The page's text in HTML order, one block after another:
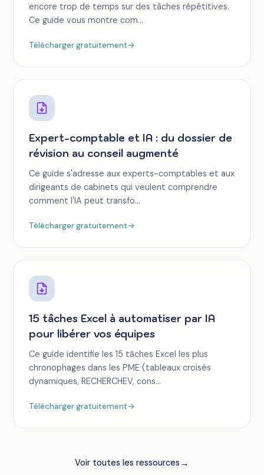
encore trop de temps sur des tâches répétitives.
Ce guide vous montre com...
Télécharger gratuitement→
Expert-comptable et IA : du dossier de
révision au conseil augmenté
Ce guide s'adresse aux experts-comptables et aux
dirigeants de cabinets qui veulent comprendre
comment l'IA peut transfo...
Télécharger gratuitement→
15 tâches Excel à automatiser par IA
pour libérer vos équipes
Ce guide identifie les 15 tâches Excel les plus
chronophages dans les PME (tableaux croisés
dynamiques, RECHERCHEV, cons...
Télécharger gratuitement→
Voir toutes les ressources→